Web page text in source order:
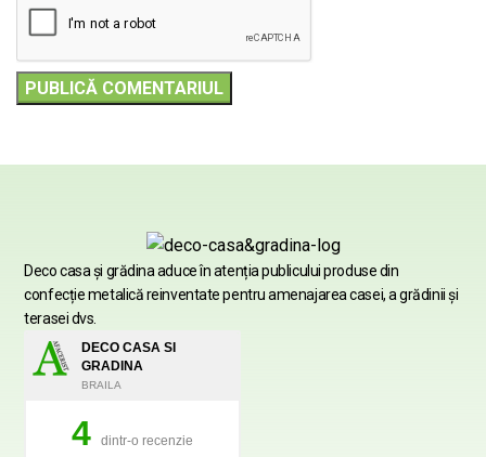
Deco casa şi grădina aduce în atenția publicului produse din
confecție metalică reinventate pentru amenajarea casei, a grădinii şi
terasei dvs.
DECO CASA SI
GRADINA
BRAILA
4dintr-o recenzie